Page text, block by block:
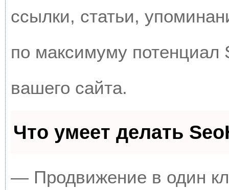
ссылки, статьи,
по максимуму потенциал
вашего сайта.
Что умеет делать
— Продвижение в один